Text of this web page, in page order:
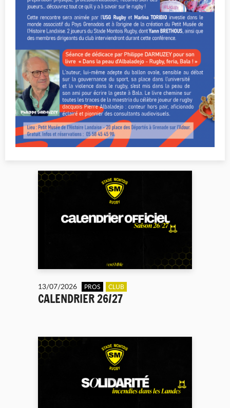
13/07/2026 PROS CLUB
CALENDRIER 26/27